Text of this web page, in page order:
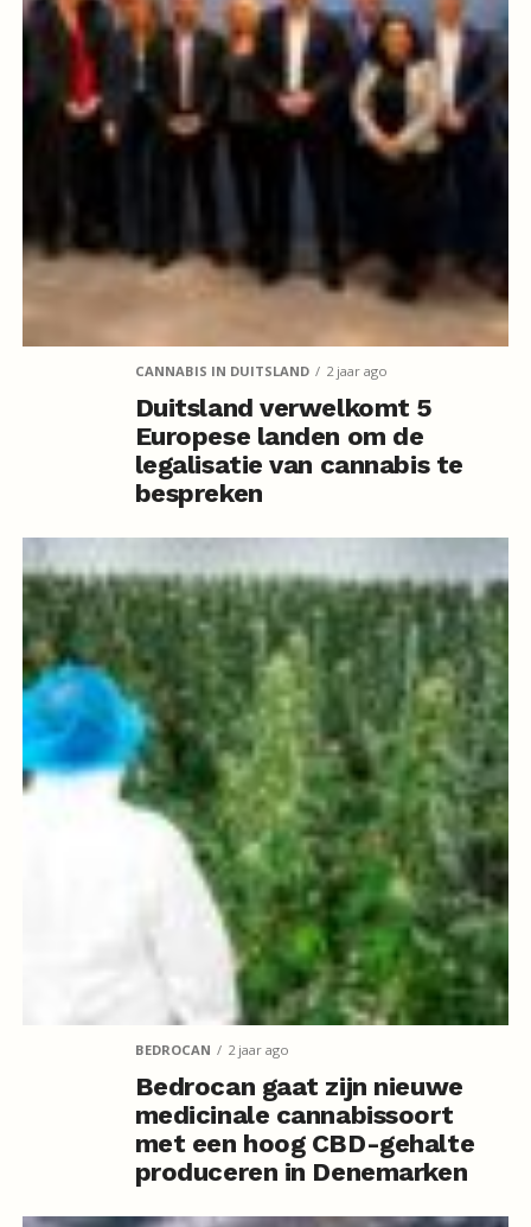
CANNABIS IN DUITSLAND 2 jaar ago
Duitsland verwelkomt 5
Europese landen om de
legalisatie van cannabis te
bespreken
BEDROCAN 2 jaar ago
Bedrocan gaat zijn nieuwe
medicinale cannabissoort
met een hoog CBD-gehalte
produceren in Denemarken